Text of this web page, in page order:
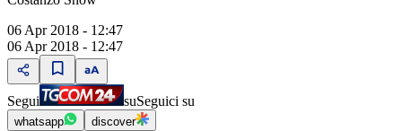
06 Apr 2018 - 12:47
06 Apr 2018 - 12:47
Segui suSeguici su
whatsapp discover